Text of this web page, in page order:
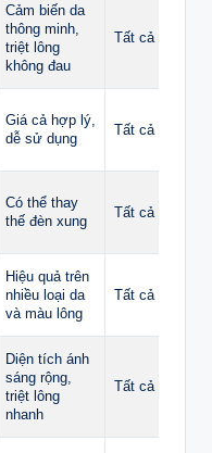
Cảm biến da
thông minh,
triệt lông
không đau
Tất cả
Giá cả hợp lý,
dễ sử dụng
Tất cả
Có thể thay
thế đèn xung
Tất cả
Hiệu quả trên
nhiều loại da
và màu lông
Tất cả
Diện tích ánh
sáng rộng,
triệt lông
nhanh
Tất cả